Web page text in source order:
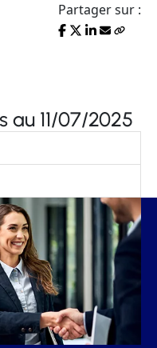
Partager sur :
au 11/07/2025